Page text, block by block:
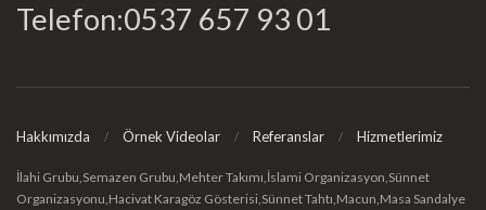
Telefon:0537 657 93 01
Hakkımızda Örnek Videolar Referanslar Hizmetlerimiz
İlahi Grubu,Semazen Grubu,Mehter Takımı,İslami Organizasyon,Sünnet
Organizasyonu,Hacivat Karagöz Gösterisi,Sünnet Tahtı,Macun,Masa Sandalye